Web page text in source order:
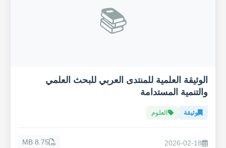
📚
الوثيقة العلمية للمنتدى العربي للبحث العلمي
والتنمية المستدامة
وثيقة العلوم
2026-02-18
8.75 MB